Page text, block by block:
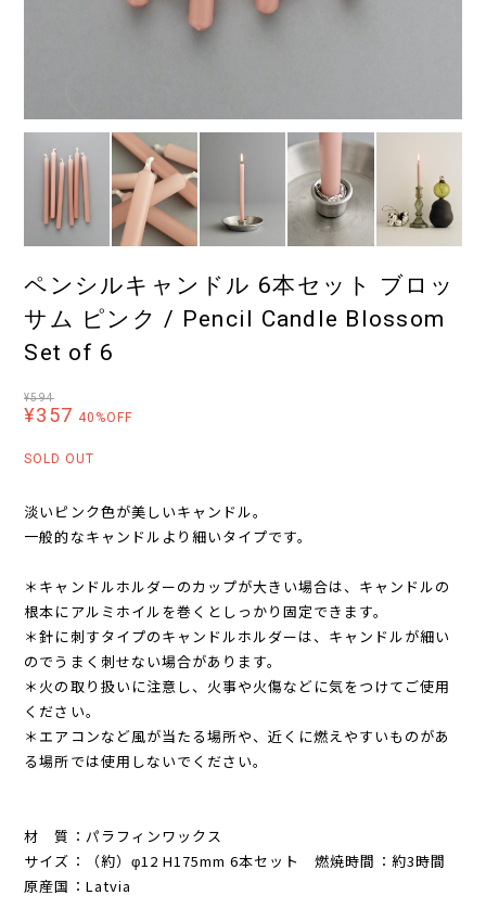
ペンシルキャンドル 6本セット ブロッ
サム ピンク / Pencil Candle Blossom
Set of 6
¥594
¥357 40%OFF
SOLD OUT
淡いピンク色が美しいキャンドル。
一般的なキャンドルより細いタイプです。
＊キャンドルホルダーのカップが大きい場合は、キャンドルの
根本にアルミホイルを巻くとしっかり固定できます。
＊針に刺すタイプのキャンドルホルダーは、キャンドルが細い
のでうまく刺せない場合があります。
＊火の取り扱いに注意し、火事や火傷などに気をつけてご使用
ください。
＊エアコンなど風が当たる場所や、近くに燃えやすいものがあ
る場所では使用しないでください。
材 質：パラフィンワックス
サイズ：（約）φ12 H175mm 6本セット 燃焼時間：約3時間
原産国：Latvia